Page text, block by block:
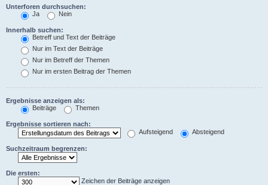
Unterforen durchsuchen:
Ja
Nein
Innerhalb suchen:
Betreff und Text der Beiträge
Nur im Text der Beiträge
Nur im Betreff der Themen
Nur im ersten Beitrag der Themen
Ergebnisse anzeigen als:
Beiträge
Themen
Ergebnisse sortieren nach:
Aufsteigend
Absteigend
Suchzeitraum begrenzen:
Die ersten:
Zeichen der Beiträge anzeigen